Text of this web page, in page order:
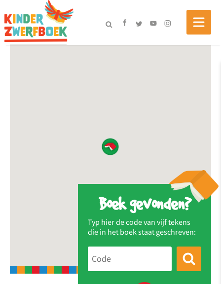
Boek gevonden?
Typ hier de code van vijf tekens
die in het boek staat geschreven: